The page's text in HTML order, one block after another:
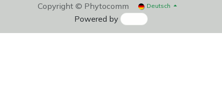
Copyright © Phytocomm Deutsch
Powered by